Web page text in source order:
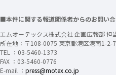
■本件に関する報道関係者からのお問い
エムオーテックス株式会社 企画広報部 担
所在地：〒108-0075 東京都港区港南1-2-
TEL ：03-5460-1373
FAX ：03-5460-0776
E-mail ： press@motex.co.jp